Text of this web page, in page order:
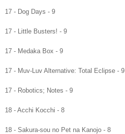
17 - Dog Days - 9
17 - Little Busters! - 9
17 - Medaka Box - 9
17 - Muv-Luv Alternative: Total Eclipse - 9
17 - Robotics; Notes - 9
1 8 - Acchi Kocchi - 8
1 8 - Sakura-sou no Pet na Kanojo - 8